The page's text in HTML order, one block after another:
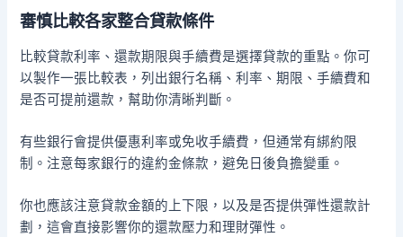
審慎比較各家整合貸款條件
比較貸款利率、還款期限與手續費是選擇貸款的重點。你可
以製作一張比較表，列出銀行名稱、利率、期限、手續費和
是否可提前還款，幫助你清晰判斷。
有些銀行會提供優惠利率或免收手續費，但通常有綁約限
制。注意每家銀行的違約金條款，避免日後負擔變重。
你也應該注意貸款金額的上下限，以及是否提供彈性還款計
劃，這會直接影響你的還款壓力和理財彈性。